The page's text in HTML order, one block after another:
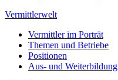
Vermittlerwelt
Vermittler im Porträt
Themen und Betriebe
Positionen
Aus- und Weiterbildung